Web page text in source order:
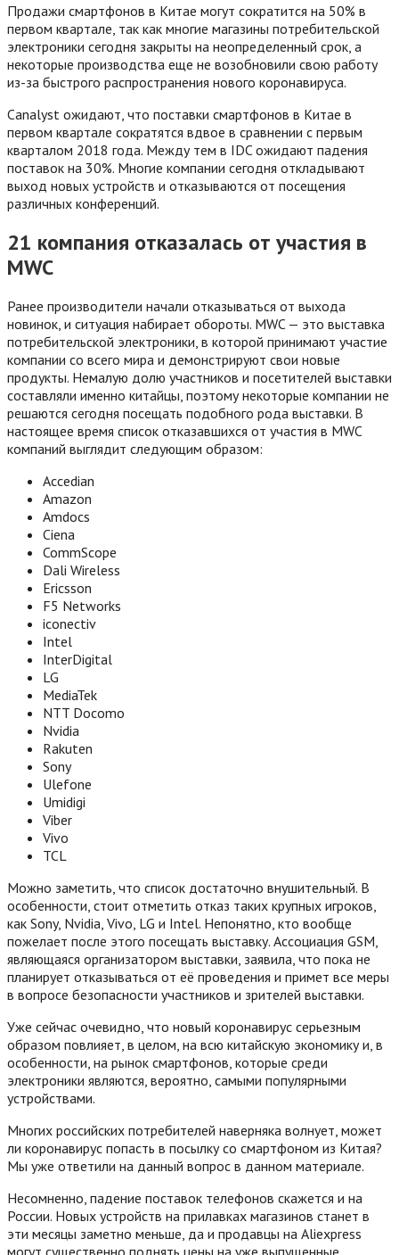
Продажи смартфонов в Китае могут сократится на 50% в
первом квартале, так как многие магазины потребительской
электроники сегодня закрыты на неопределенный срок, а
некоторые производства еще не возобновили свою работу
из-за быстрого распространения нового коронавируса.
Canalyst ожидают, что поставки смартфонов в Китае в
первом квартале сократятся вдвое в сравнении с первым
кварталом 2018 года. Между тем в IDC ожидают падения
поставок на 30%. Многие компании сегодня откладывают
выход новых устройств и отказываются от посещения
различных конференций.
21 компания отказалась от участия в
MWC
Ранее производители начали отказываться от выхода
новинок, и ситуация набирает обороты. MWC — это выставка
потребительской электроники, в которой принимают участие
компании со всего мира и демонстрируют свои новые
продукты. Немалую долю участников и посетителей выставки
составляли именно китайцы, поэтому некоторые компании не
решаются сегодня посещать подобного рода выставки. В
настоящее время список отказавшихся от участия в MWC
компаний выглядит следующим образом:
Accedian
Amazon
Amdocs
Ciena
CommScope
Dali Wireless
Ericsson
F5 Networks
iconectiv
Intel
InterDigital
LG
MediaTek
NTT Docomo
Nvidia
Rakuten
Sony
Ulefone
Umidigi
Viber
Vivo
TCL
Можно заметить, что список достаточно внушительный. В
особенности, стоит отметить отказ таких крупных игроков,
как Sony, Nvidia, Vivo, LG и Intel. Непонятно, кто вообще
пожелает после этого посещать выставку. Ассоциация GSM,
являющаяся организатором выставки, заявила, что пока не
планирует отказываться от её проведения и примет все меры
в вопросе безопасности участников и зрителей выставки.
Уже сейчас очевидно, что новый коронавирус серьезным
образом повлияет, в целом, на всю китайскую экономику и, в
особенности, на рынок смартфонов, которые среди
электроники являются, вероятно, самыми популярными
устройствами.
Многих российских потребителей наверняка волнует, может
ли коронавирус попасть в посылку со смартфоном из Китая?
Мы уже ответили на данный вопрос в данном материале.
Несомненно, падение поставок телефонов скажется и на
России. Новых устройств на прилавках магазинов станет в
эти месяцы заметно меньше, да и продавцы на Aliexpress